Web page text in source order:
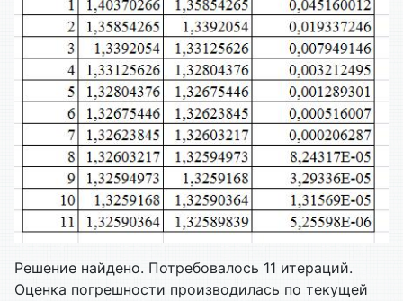
Решение найдено. Потребовалось 11 итераций.
Оценка погрешности производилась по текущей